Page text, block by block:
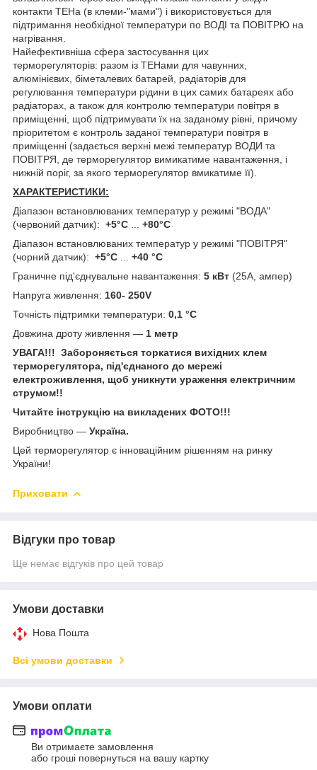
контакти ТЕНа (в клеми-"мами") і використовується для
підтримання необхідної температури по ВОДІ та ПОВІТРЮ на
нагрівання.
Найефективніша сфера застосування цих
терморегуляторів: разом із ТЕНами для чавунних,
алюмінієвих, біметалевих батарей, радіаторів для
регулювання температури рідини в цих самих батареях або
радіаторах, а також для контролю температури повітря в
приміщенні, щоб підтримувати їх на заданому рівні, причому
пріоритетом є контроль заданої температури повітря в
приміщенні (задається верхні межі температур ВОДИ та
ПОВІТРЯ, де терморегулятор вимикатиме навантаження, і
нижній поріг, за якого терморегулятор вмикатиме її).
ХАРАКТЕРИСТИКИ:
Діапазон встановлюваних температур у режимі "ВОДА"
(червоний датчик): +5°С
+80°С
Діапазон встановлюваних температур у режимі "ПОВІТРЯ"
(чорний датчик): +5°С
+40 °C
Граничне під'єднувальне навантаження: 5 кВт (25А, ампер)
Напруга живлення: 160- 250V
Точність підтримки температури: 0,1 °C
Довжина дроту живлення — 1 метр
УВАГА!!! Забороняється торкатися вихідних клем
терморегулятора, під'єднаного до мережі
електроживлення, щоб уникнути ураження електричним
струмом!!
Читайте інструкцію на викладених ФОТО!!!
Виробництво — Україна.
Цей терморегулятор є інноваційним рішенням на ринку
України!
Приховати
Відгуки про товар
Ще немає відгуків про цей товар
Умови доставки
Нова Пошта
Всі умови доставки
Умови оплати
Ви отримаєте замовлення
або гроші повернуться на вашу картку